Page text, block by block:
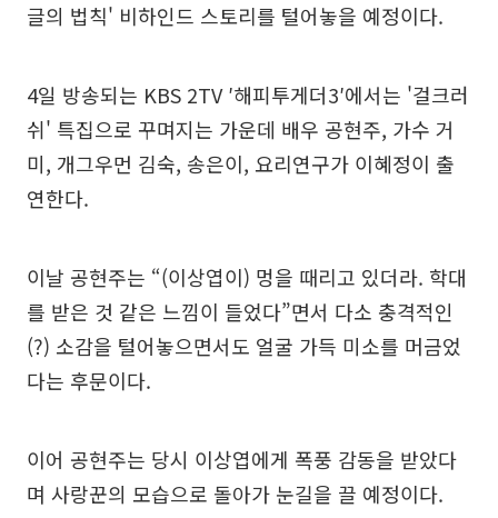
글의 법칙' 비하인드 스토리를 털어놓을 예정이다.
4일 방송되는 KBS 2TV ′해피투게더3′에서는 '걸크러
쉬' 특집으로 꾸며지는 가운데 배우 공현주, 가수 거
미, 개그우먼 김숙, 송은이, 요리연구가 이혜정이 출
연한다.
이날 공현주는 “(이상엽이) 멍을 때리고 있더라. 학대
를 받은 것 같은 느낌이 들었다”면서 다소 충격적인
(?) 소감을 털어놓으면서도 얼굴 가득 미소를 머금었
다는 후문이다.
이어 공현주는 당시 이상엽에게 폭풍 감동을 받았다
며 사랑꾼의 모습으로 돌아가 눈길을 끌 예정이다.